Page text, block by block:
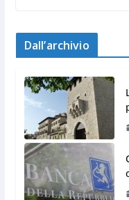
Dall’archivio